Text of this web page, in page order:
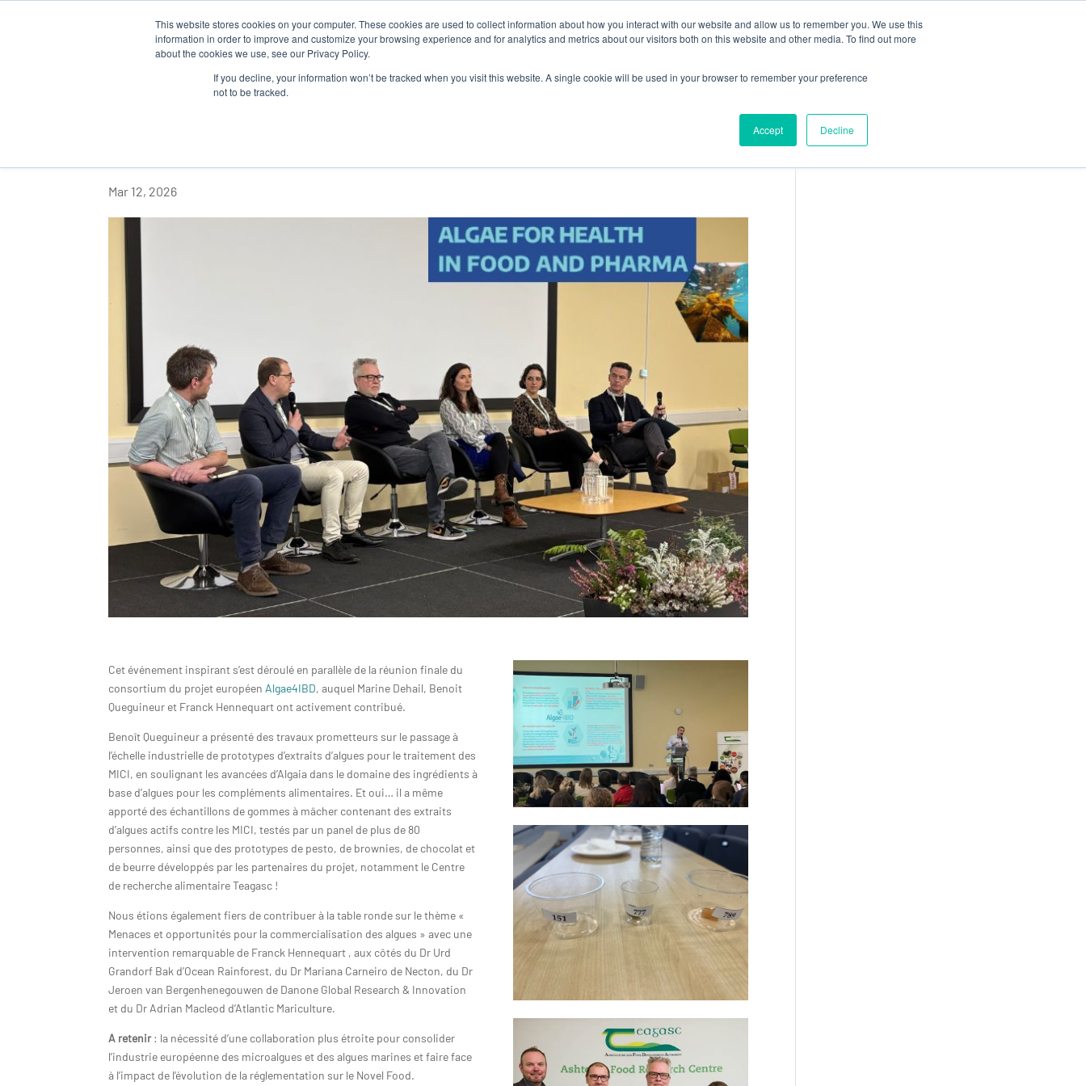
This website stores cookies on your computer. These cookies are used to collect information about how you interact with our website and allow us to remember you. We use this
information in order to improve and customize your browsing experience and for analytics and metrics about our visitors both on this website and other media. To find out more
about the cookies we use, see our Privacy Policy.
If you decline, your information won’t be tracked when you visit this website. A single cookie will be used in your browser to remember your preference
not to be tracked.
Accept Decline
QUI SOMMES-NOUS NOS PRODUITS ALGAIA SERVICES INNOVATION CARRIÈRES ACTUALITÉS
santé et l’alimentation !
Mar 12, 2026
Cet événement inspirant s’est déroulé en parallèle de la réunion finale du
consortium du projet européen Algae4IBD, auquel Marine Dehail, Benoit
Queguineur et Franck Hennequart ont activement contribué.
Benoît Queguineur a présenté des travaux prometteurs sur le passage à
l’échelle industrielle de prototypes d’extraits d’algues pour le traitement des
MICI, en soulignant les avancées d’Algaia dans le domaine des ingrédients à
base d’algues pour les compléments alimentaires. Et oui… il a même
apporté des échantillons de gommes à mâcher contenant des extraits
d’algues actifs contre les MICI, testés par un panel de plus de 80
personnes, ainsi que des prototypes de pesto, de brownies, de chocolat et
de beurre développés par les partenaires du projet, notamment le Centre
de recherche alimentaire Teagasc !
Nous étions également fiers de contribuer à la table ronde sur le thème «
Menaces et opportunités pour la commercialisation des algues » avec une
intervention remarquable de Franck Hennequart , aux côtés du Dr Urd
Grandorf Bak d’Ocean Rainforest, du Dr Mariana Carneiro de Necton, du Dr
Jeroen van Bergenhenegouwen de Danone Global Research & Innovation
et du Dr Adrian Macleod d’Atlantic Mariculture.
A retenir: la nécessité d’une collaboration plus étroite pour consolider
l’industrie européenne des microalgues et des algues marines et faire face
à l’impact de l’évolution de la réglementation sur le Novel Food.
Français